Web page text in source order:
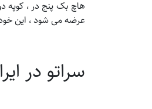
عرضه می شود ، این
سراتو در